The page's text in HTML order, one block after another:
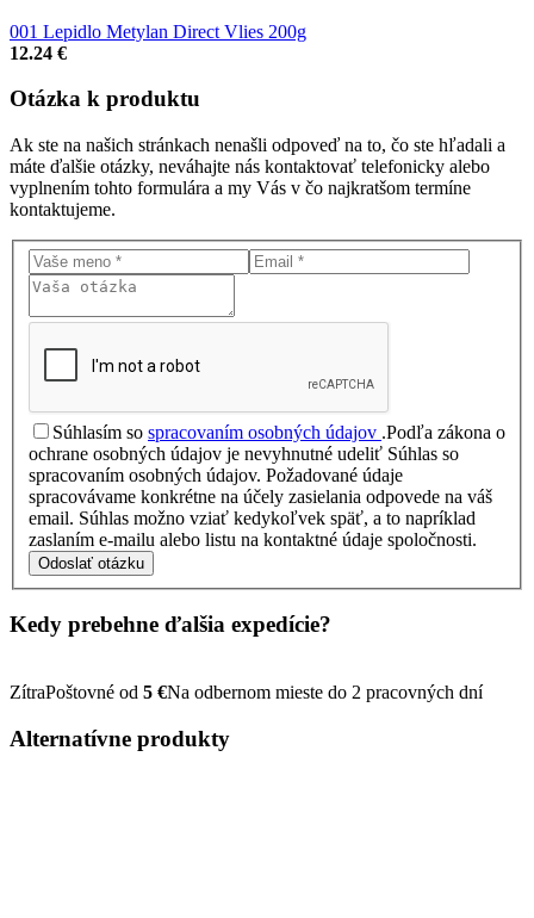
001 Lepidlo Metylan Direct Vlies 200g
12.24 €
Otázka k produktu
Ak ste na našich stránkach nenašli odpoveď na to, čo ste hľadali a
máte ďalšie otázky, neváhajte nás kontaktovať telefonicky alebo
vyplnením tohto formulára a my Vás v čo najkratšom termíne
kontaktujeme.
Súhlasím so spracovaním osobných údajov .Podľa zákona o
ochrane osobných údajov je nevyhnutné udeliť Súhlas so
spracovaním osobných údajov. Požadované údaje
spracovávame konkrétne na účely zasielania odpovede na váš
email. Súhlas možno vziať kedykoľvek späť, a to napríklad
zaslaním e-mailu alebo listu na kontaktné údaje spoločnosti.
Odoslať otázku
Kedy prebehne ďalšia expedície?
ZítraPoštovné od 5 €Na odbernom mieste do 2 pracovných dní
Alternatívne produkty